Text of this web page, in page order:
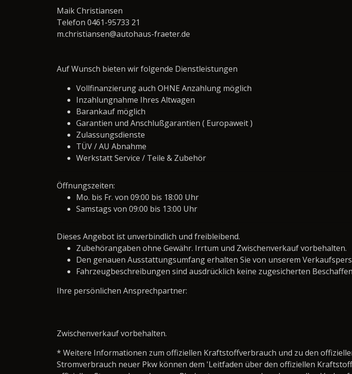
Maik Christiansen
Telefon 0461-95733 21
m.christiansen@autohaus-fraeter.de
Auf Wunsch bieten wir folgende Dienstleistungen
Vollfinanzierung auch OHNE Anzahlung möglich
Inzahlungnahme Ihres Altwagen
Barankauf möglich
Garantien und Anschlußgarantien ( Europaweit )
Zulassungsdienste
TÜV / AU Abnahme
Werkstatt Service / Teile & Zubehör
Öffnungszeiten:
Mo. bis Fr. von 09:00 bis 18:00 Uhr
Samstags von 09:00 bis 13:00 Uhr
Dieses Angebot ist unverbindlich und freibleibend.
Zubehörangaben ohne Gewähr. Irrtum und Zwischenverkauf vorbehalten.
Den genauen Ausstattungsumfang erhalten Sie von unserem
Fahrzeugbeschreibungen sind ausdrücklich keine zugesicherten
Ihre persönlichen Ansprechpartner:
Zwischenverkauf vorbehalten.
* Weitere Informationen zum offiziellen Kraftstoffverbrauch und zu den
Stromverbrauch neuer Pkw können dem 'Leitfaden über den offiziellen